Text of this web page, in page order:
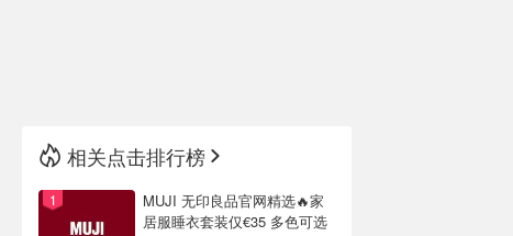
相关点击排行榜
MUJI 无印良品官网精选🔥家
居服睡衣套装仅€35 多色可选